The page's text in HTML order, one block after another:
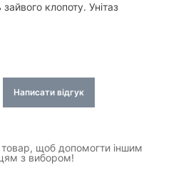
клопоту. Унітаз
Написати відгук
товар, щоб допомогти іншим
з вибором!